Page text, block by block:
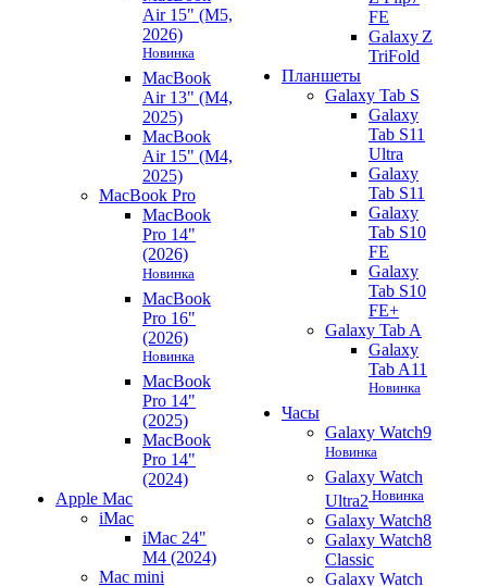
Air 15" (M5,
2026)
Новинка
MacBook
Air 13" (M4,
2025)
MacBook
Air 15" (M4,
2025)
MacBook Pro
MacBook
Pro 14"
(2026)
Новинка
MacBook
Pro 16"
(2026)
Новинка
MacBook
Pro 14"
(2025)
MacBook
Pro 14"
(2024)
Apple Mac
iMac
iMac 24"
M4 (2024)
Mac mini
FE
Galaxy Z
TriFold
Планшеты
Galaxy Tab S
Galaxy
Tab S11
Ultra
Galaxy
Tab S11
Galaxy
Tab S10
FE
Galaxy
Tab S10
FE+
Galaxy Tab A
Galaxy
Tab A11
Новинка
Часы
Galaxy Watch9
Новинка
Galaxy Watch
Ultra2 Новинка
Galaxy Watch8
Galaxy Watch8
Classic
Galaxy Watch